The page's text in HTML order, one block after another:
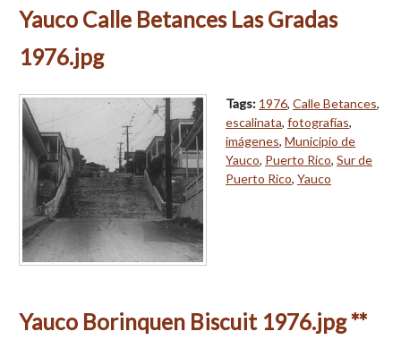
Yauco Calle Betances Las Gradas
1976.jpg
Tags: 1976, Calle Betances,
escalinata, fotografías,
imágenes, Municipio de
Yauco, Puerto Rico, Sur de
Puerto Rico, Yauco
Yauco Borinquen Biscuit 1976.jpg **